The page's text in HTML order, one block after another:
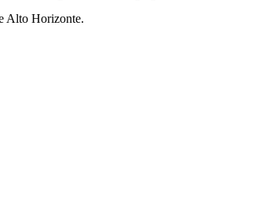
Alto Horizonte.